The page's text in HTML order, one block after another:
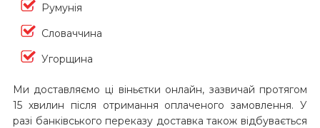
Румунія
Словаччина
Угорщина
Ми доставляємо ці віньєтки онлайн, зазвичай протягом
15 хвилин після отримання оплаченого замовлення. У
разі банківського переказу доставка також відбувається